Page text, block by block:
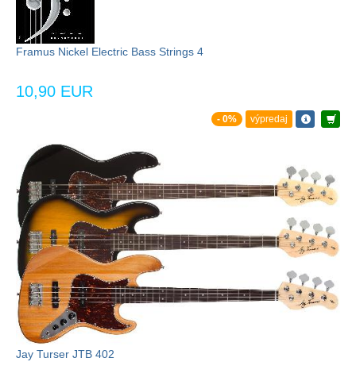
Framus Nickel Electric Bass Strings 4
10,90 EUR
- 0% výpredaj
Jay Turser JTB 402